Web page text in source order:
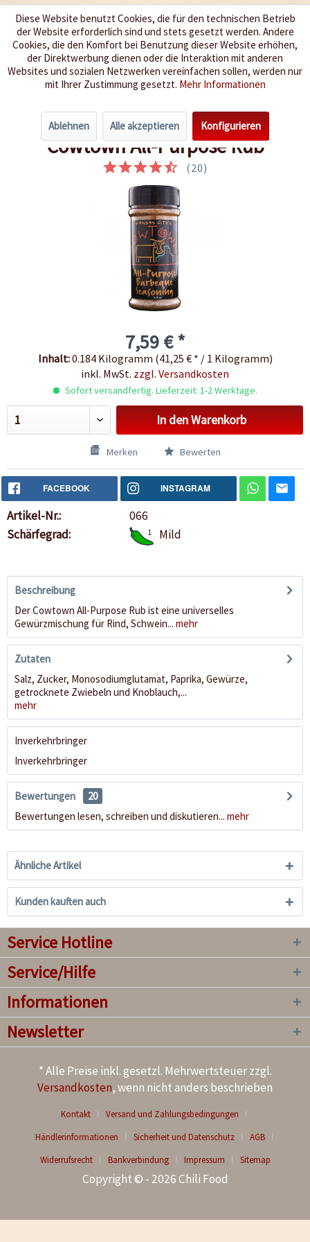
Wir würzen Ihr Leben
Menü
Übersicht Gewürze der Welt
Cowtown All-Purpose Rub
(20)
7,59 € *
Inhalt:0.184 Kilogramm (41,25 € * / 1 Kilogramm)
inkl. MwSt. zzgl. Versandkosten
Sofort versandfertig. Lieferzeit: 1-2 Werktage.
In denWarenkorb
Merken Bewerten
FACEBOOK INSTAGRAM
Artikel-Nr.:
066
Schärfegrad:
1 Mild
Beschreibung
Der Cowtown All-Purpose Rub ist eine universelles
Gewürzmischung für Rind, Schwein... mehr
Zutaten
Salz, Zucker, Monosodiumglutamat, Paprika, Gewürze,
getrocknete Zwiebeln und Knoblauch,...
mehr
Inverkehrbringer
Inverkehrbringer
Bewertungen
20
Bewertungen lesen, schreiben und diskutieren... mehr
Ähnliche Artikel
Kunden kauften auch
Service Hotline
Service/Hilfe
Informationen
Newsletter
* Alle Preise inkl. gesetzl. Mehrwertsteuer zzgl.
Versandkosten, wenn nicht anders beschrieben
Kontakt
Versand und Zahlungsbedingungen
Händlerinformationen
Sicherheit und Datenschutz
AGB
Widerrufsrecht
Bankverbindung Impressum Sitemap
Copyright © - 2026 Chili Food
Diese Website benutzt Cookies, die für den technischen Betrieb
der Website erforderlich sind und stets gesetzt werden. Andere
Cookies, die den Komfort bei Benutzung dieser Website erhöhen,
der Direktwerbung dienen oder die Interaktion mit anderen
Websites und sozialen Netzwerken vereinfachen sollen, werden nur
mit Ihrer Zustimmung gesetzt. Mehr Informationen
Ablehnen Alle akzeptieren Konfigurieren